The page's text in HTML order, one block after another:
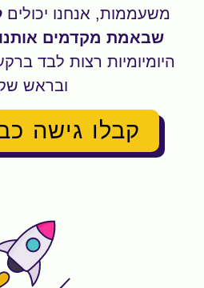
משעממות, אנחנו יכולים
שבאמת מקדמים אותנו
היומיומיות רצות לבד
ובראש
קבלו גישה